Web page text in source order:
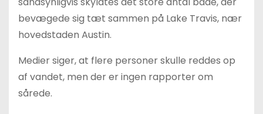
bevægede sig tæt sammen på Lake Travis, nær
hovedstaden Austin.
Medier siger, at flere personer skulle reddes op
af vandet, men der er ingen rapporter om
sårede.